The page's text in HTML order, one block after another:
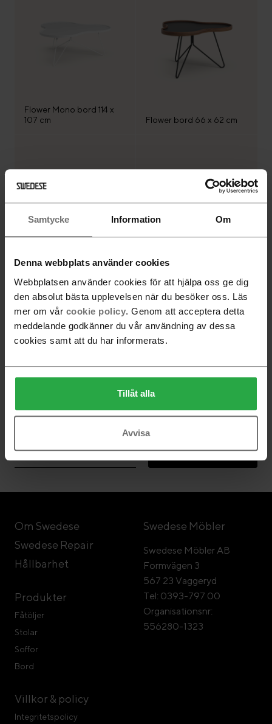
Samtycke Information Om
Denna webbplats använder cookies
Webbplatsen använder cookies för att hjälpa oss ge dig
den absolut bästa upplevelsen när du besöker oss. Läs
mer om vår cookie policy. Genom att acceptera detta
meddelande godkänner du vår användning av dessa
cookies samt att du har informerats.
Tillåt alla
Avvisa
Flower Mono bord 114 x
107 cm
Flower bord 66 x 62 cm
62 cm
84 cm
Följ Swedese
Gå med
Om Swedese
Swedese Repair
Hållbarhet
Produkter
Fåtöljer
Stolar
Soffor
Bord
Villkor & policy
Integritetspolicy
Swedese Möbler
Swedese Möbler AB
Formvägen 3
567 23 Vaggeryd
Tel: 0393-797 00
Organisationsnr:
556280-1323